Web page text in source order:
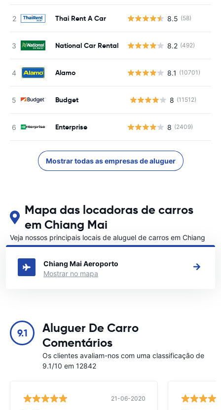
Thai Rent A Car 8.5 (58)
National Car Rental 8.2 (492)
Alamo 8.1 (10701)
Budget 8 (11512)
Enterprise 8 (2409)
Mostrar todas as empresas de aluguer
Mapa das locadoras de carros
em Chiang Mai
Veja nossos principais locais de aluguel de carros em Chiang
Mai
Chiang Mai Aeroporto
Mostrar no mapa
9.1
Aluguer De Carro
Comentários
Os clientes avaliam-nos com uma classificação de
9.1/10 em 12842
21-06-2020